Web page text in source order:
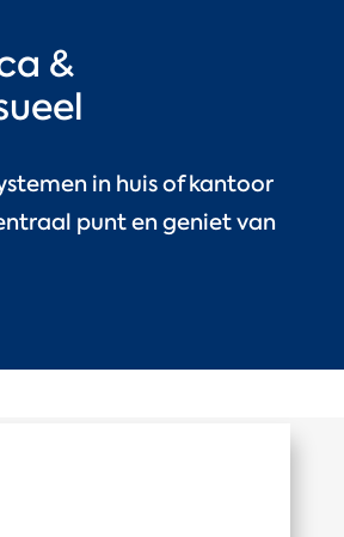
&
in huis of kantoor
punt en geniet van